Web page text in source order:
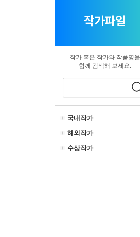
작가파일
작가 혹은 작가와 작품명을
함께 검색해 보세요.
국내작가
해외작가
수상작가